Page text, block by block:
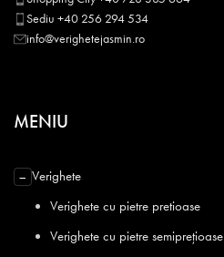
Sediu +40 256 294 534
info@verighetejasmin.ro
MENIU
− Verighete
Verighete cu pietre pretioase
Verighete cu pietre semiprețioase